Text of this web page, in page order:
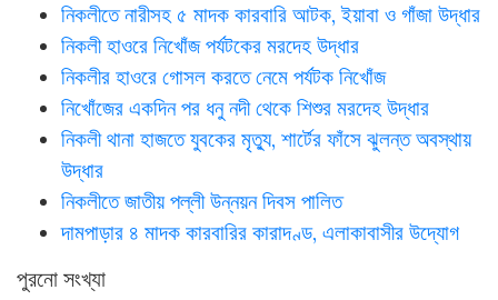
নিকলীতে নারীসহ ৫ মাদক কারবারি আটক, ইয়াবা ও গাঁজা উদ্ধার
নিকলী হাওরে নিখোঁজ পর্যটকের মরদেহ উদ্ধার
নিকলীর হাওরে গোসল করতে নেমে পর্যটক নিখোঁজ
নিখোঁজের একদিন পর ধনু নদী থেকে শিশুর মরদেহ উদ্ধার
নিকলী থানা হাজতে যুবকের মৃত্যু, শার্টের ফাঁসে ঝুলন্ত অবস্থায়
উদ্ধার
নিকলীতে জাতীয় পল্লী উন্নয়ন দিবস পালিত
দামপাড়ার ৪ মাদক কারবারির কারাদণ্ড, এলাকাবাসীর উদ্যোগ
পুরনো সংখ্যা